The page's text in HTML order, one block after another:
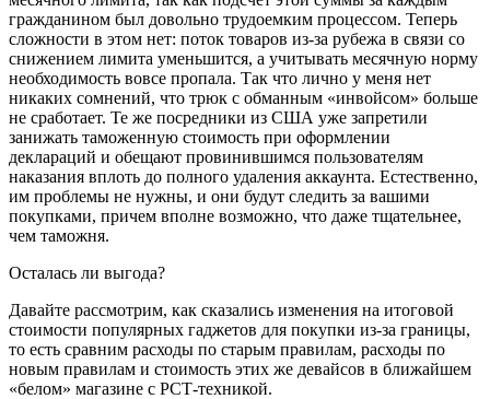
гражданином был довольно трудоемким процессом. Теперь
сложности в этом нет: поток товаров из-за рубежа в связи со
снижением лимита уменьшится, а учитывать месячную норму
необходимость вовсе пропала. Так что лично у меня нет
никаких сомнений, что трюк с обманным «инвойсом» больше
не сработает. Те же посредники из США уже запретили
занижать таможенную стоимость при оформлении
деклараций и обещают провинившимся пользователям
наказания вплоть до полного удаления аккаунта. Естественно,
им проблемы не нужны, и они будут следить за вашими
покупками, причем вполне возможно, что даже тщательнее,
чем таможня.
Осталась ли выгода?
Давайте рассмотрим, как сказались изменения на итоговой
стоимости популярных гаджетов для покупки из-за границы,
то есть сравним расходы по старым правилам, расходы по
новым правилам и стоимость этих же девайсов в ближайшем
«белом» магазине с РСТ-техникой.